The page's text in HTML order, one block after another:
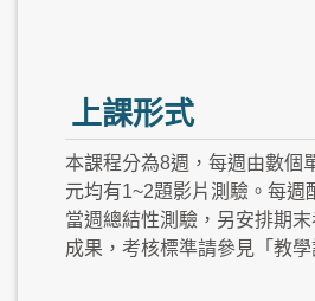
上課形式
本課程分為8週，每週由數個
元均有1~2題影片測驗。每週
當週總結性測驗，另安排期
成果，考核標準請參見「教學